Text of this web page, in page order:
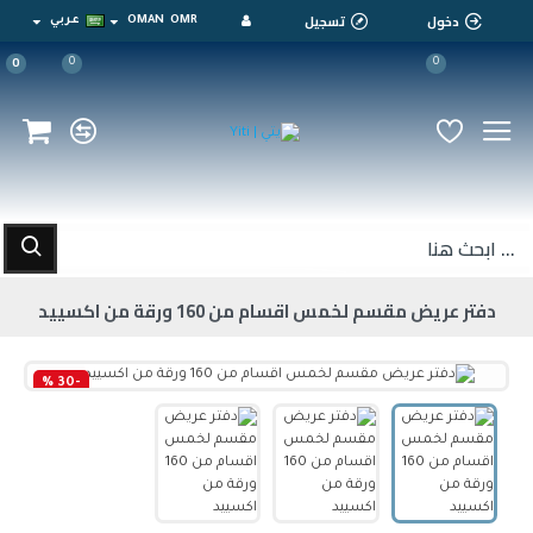
دخول تسجيل OMR
OMAN عربي
0
0
0
دفتر عريض مقسم لخمس اقسام من 160 ورقة من اكسييد
-30 %